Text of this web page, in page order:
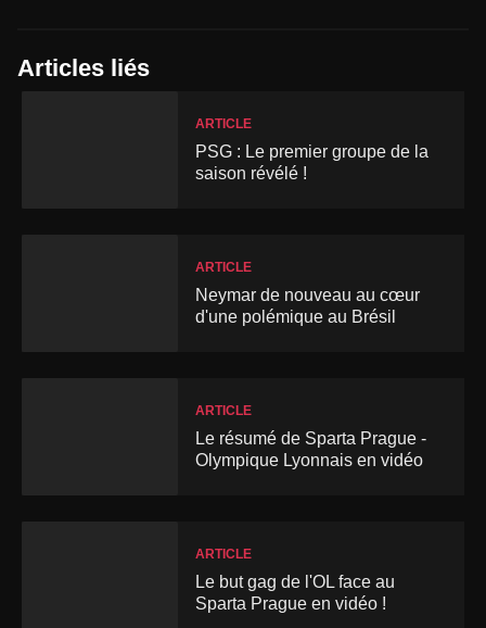
Articles liés
ARTICLE
PSG : Le premier groupe de la
saison révélé !
ARTICLE
Neymar de nouveau au cœur
d'une polémique au Brésil
ARTICLE
Le résumé de Sparta Prague -
Olympique Lyonnais en vidéo
ARTICLE
Le but gag de l'OL face au
Sparta Prague en vidéo !